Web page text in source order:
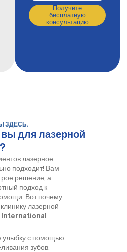
Получите
бесплатную
консультацию
ЗДЕСЬ.
для лазерной
лазерное
подходит! Вам
решение, а
подход к
Вот почему
лазерной
International .
улыбку с помощью
зубов.